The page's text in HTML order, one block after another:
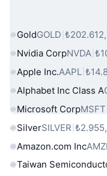
Popüler
GoldGOLD
Nvidia CorpNVDA
Apple Inc.AAPL
Alphabet Inc Class A
Microsoft CorpMSFT
SilverSILVER
Amazon.com Inc
Taiwan